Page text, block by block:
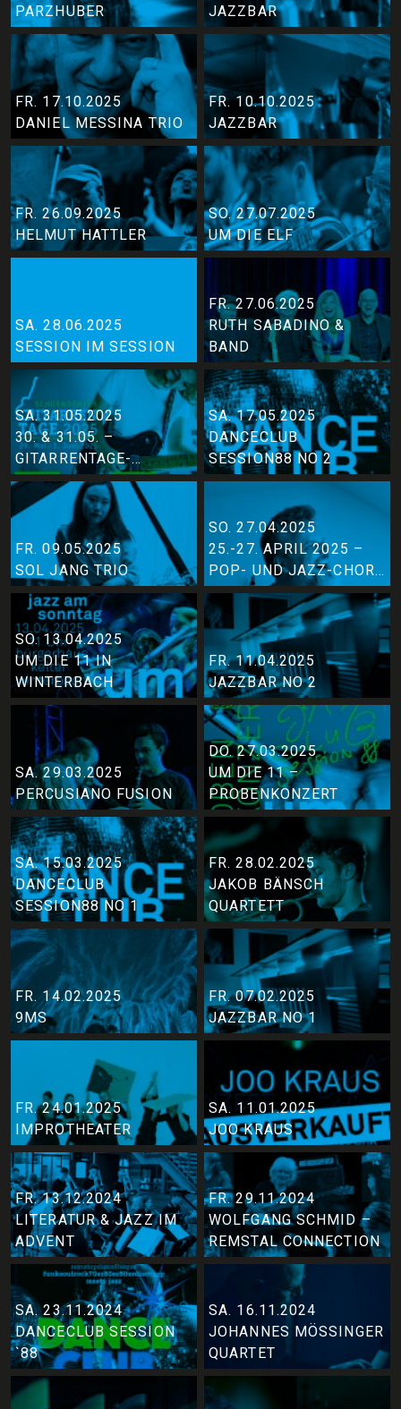
PARZHUBER
JAZZBAR
FR. 17.10.2025
DANIEL MESSINA TRIO
FR. 10.10.2025
JAZZBAR
FR. 26.09.2025
HELMUT HATTLER
SO. 27.07.2025
UM DIE ELF
SA. 28.06.2025
SESSION IM SESSION
FR. 27.06.2025
RUTH SABADINO &
BAND
SA. 31.05.2025
30. & 31.05. –
GITARRENTAGE-
SESSIONS
SA. 17.05.2025
DANCECLUB
SESSION88 NO 2
FR. 09.05.2025
SOL JANG TRIO
SO. 27.04.2025
25.-27. APRIL 2025 –
POP- UND JAZZ-CHOR-
WORKSHOP
SO. 13.04.2025
UM DIE 11 IN
WINTERBACH
FR. 11.04.2025
JAZZBAR NO 2
SA. 29.03.2025
PERCUSIANO FUSION
DO. 27.03.2025
UM DIE 11 –
PROBENKONZERT
SA. 15.03.2025
DANCECLUB
SESSION88 NO 1
FR. 28.02.2025
JAKOB BÄNSCH
QUARTETT
FR. 14.02.2025
9MS
FR. 07.02.2025
JAZZBAR NO 1
FR. 24.01.2025
IMPROTHEATER
SA. 11.01.2025
JOO KRAUS
FR. 13.12.2024
LITERATUR & JAZZ IM
ADVENT
FR. 29.11.2024
WOLFGANG SCHMID –
REMSTAL CONNECTION
SA. 23.11.2024
DANCECLUB SESSION
`88
SA. 16.11.2024
JOHANNES MÖSSINGER
QUARTET